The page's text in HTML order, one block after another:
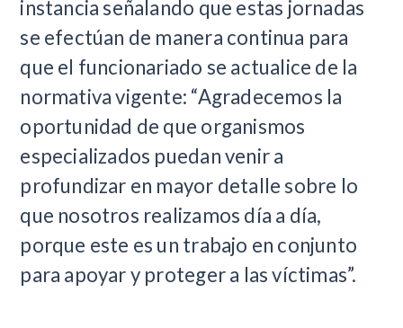
instancia señalando que estas jornadas
se efectúan de manera continua para
que el funcionariado se actualice de la
normativa vigente: “Agradecemos la
oportunidad de que organismos
especializados puedan venir a
profundizar en mayor detalle sobre lo
que nosotros realizamos día a día,
porque este es un trabajo en conjunto
para apoyar y proteger a las víctimas”.